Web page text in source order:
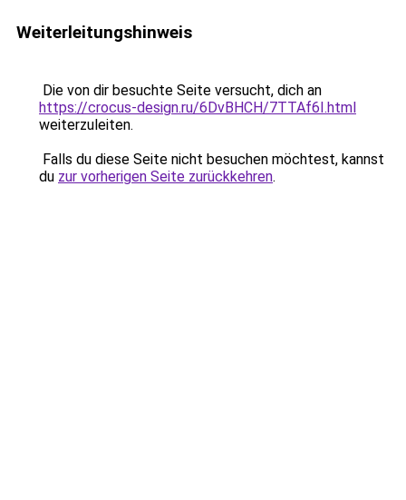
Weiterleitungshinweis
Die von dir besuchte Seite versucht, dich an
https://crocus-design.ru/6DvBHCH/7TTAf6I.html
weiterzuleiten.
Falls du diese Seite nicht besuchen möchtest, kannst
du zur vorherigen Seite zurückkehren.